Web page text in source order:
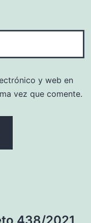
y web en
vez que comente.
438/2021